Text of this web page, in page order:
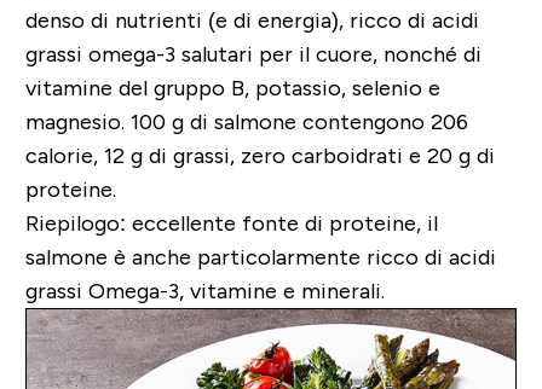
denso di nutrienti (e di energia), ricco di acidi
grassi omega-3 salutari per il cuore, nonché di
vitamine del gruppo B, potassio, selenio e
magnesio. 100 g di salmone contengono 206
calorie, 12 g di grassi, zero carboidrati e 20 g di
proteine.
Riepilogo: eccellente fonte di proteine, il
salmone è anche particolarmente ricco di acidi
grassi Omega-3, vitamine e minerali.